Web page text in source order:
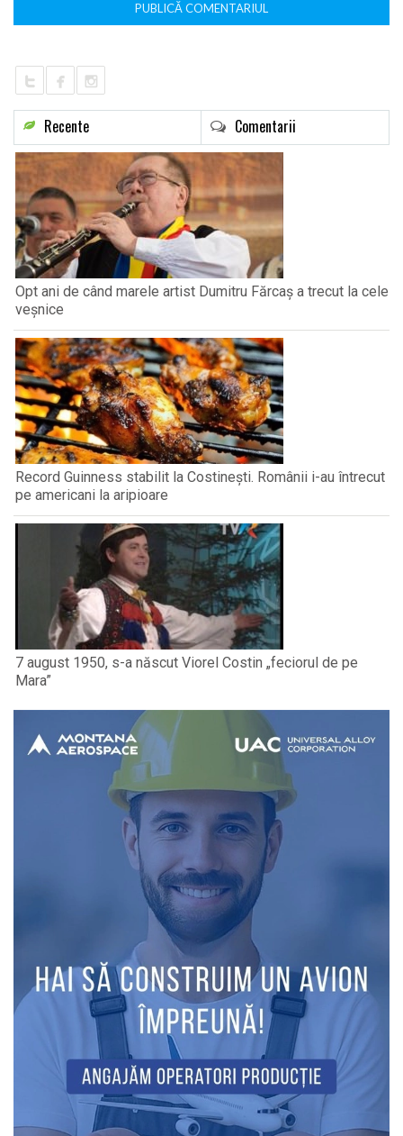
Recente Comentarii
Opt ani de când marele artist Dumitru Fărcaș a trecut la cele
veșnice
Record Guinness stabilit la Costinești. Românii i-au întrecut
pe americani la aripioare
7 august 1950, s-a născut Viorel Costin „feciorul de pe
Mara”